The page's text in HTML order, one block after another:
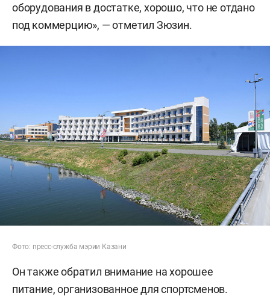
оборудования в достатке, хорошо, что не отдано
под коммерцию», — отметил Зюзин.
Фото: пресс-служба мэрии Казани
Он также обратил внимание на хорошее
питание, организованное для спортсменов.